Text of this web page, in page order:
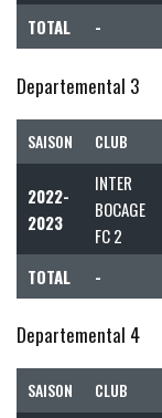
TOTAL -
Departemental 3
SAISON CLUB
2022-
2023
INTER
BOCAGE
FC 2
TOTAL -
Departemental 4
SAISON CLUB